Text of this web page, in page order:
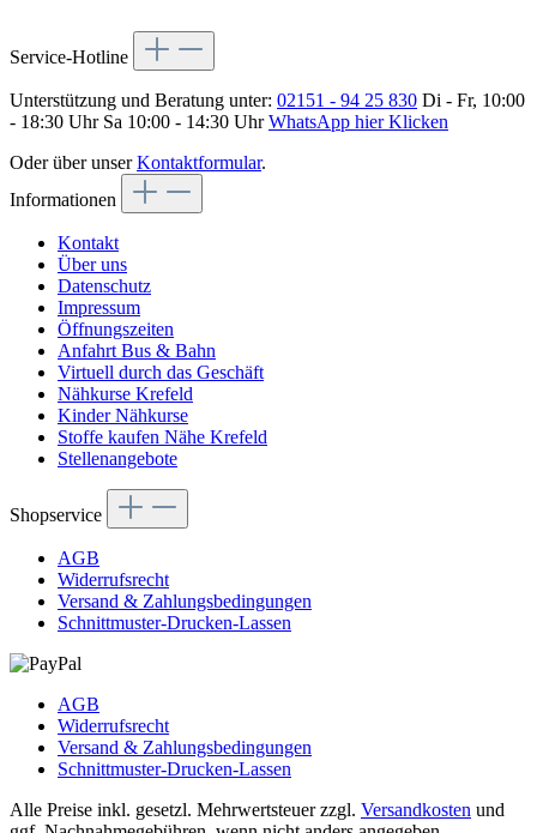
Service-Hotline
Unterstützung und Beratung unter: 02151 - 94 25 830 Di - Fr, 10:00
- 18:30 Uhr Sa 10:00 - 14:30 UhrWhatsApp hier Klicken
Oder über unserKontaktformular.
Informationen
Kontakt
Über uns
Datenschutz
Impressum
Öffnungszeiten
Anfahrt Bus & Bahn
Virtuell durch das Geschäft
Nähkurse Krefeld
Kinder Nähkurse
Stoffe kaufen Nähe Krefeld
Stellenangebote
Shopservice
AGB
Widerrufsrecht
Versand & Zahlungsbedingungen
Schnittmuster-Drucken-Lassen
AGB
Widerrufsrecht
Versand & Zahlungsbedingungen
Schnittmuster-Drucken-Lassen
Alle Preise inkl. gesetzl. Mehrwertsteuer zzgl. Versandkosten und